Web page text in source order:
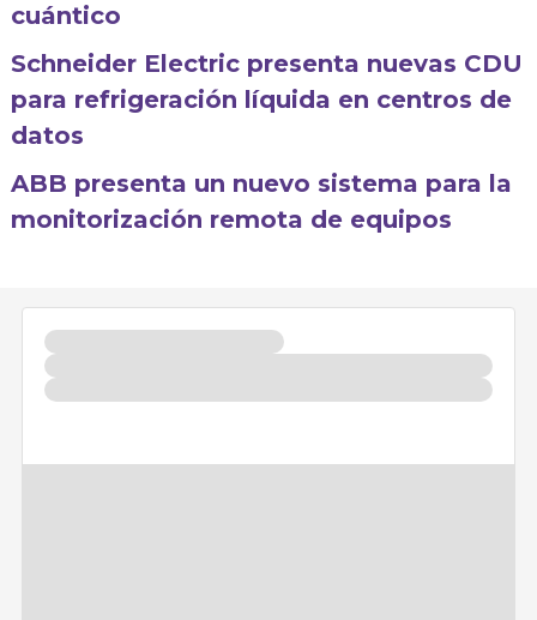
cuántico
Schneider Electric presenta nuevas CDU
para refrigeración líquida en centros de
datos
ABB presenta un nuevo sistema para la
monitorización remota de equipos